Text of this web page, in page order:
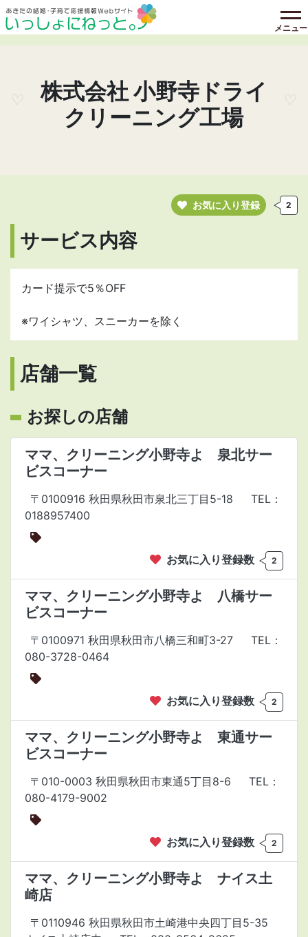
メニュー
株式会社 小野寺ドライ
クリーニング工場
お気に入り登録 2
サービス内容
カード提示で5％OFF
※ワイシャツ、スニーカーを除く
店舗一覧
お探しの店舗
ママ、クリーニング小野寺よ 泉北サー
ビスコーナー
〒0100916 秋田県秋田市泉北三丁目5-18
TEL：
0188957400
お気に入り登録数 2
ママ、クリーニング小野寺よ 八橋サー
ビスコーナー
〒0100971 秋田県秋田市八橋三和町3-27
TEL：
080-3728-0464
お気に入り登録数 2
ママ、クリーニング小野寺よ 東通サー
ビスコーナー
〒010-0003 秋田県秋田市東通5丁目8-6
TEL：
080-4179-9002
お気に入り登録数 2
ママ、クリーニング小野寺よ ナイス土
崎店
〒0110946 秋田県秋田市土崎港中央四丁目5-35